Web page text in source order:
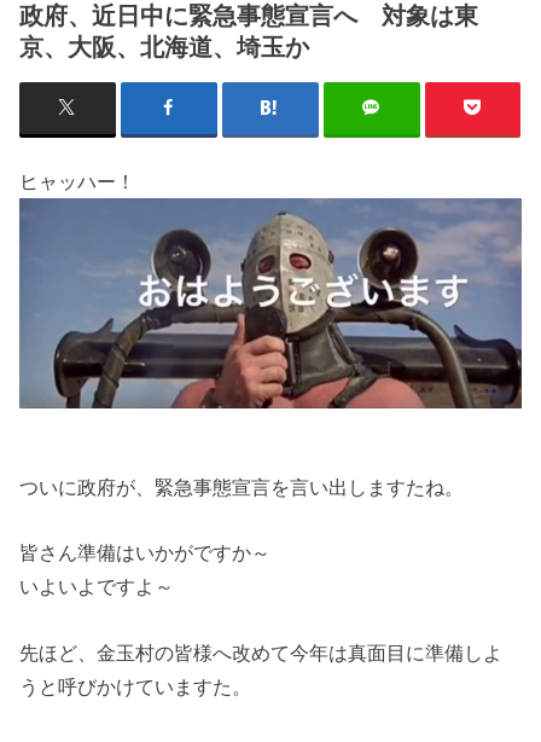
政府、近日中に緊急事態宣言へ 対象は東
京、大阪、北海道、埼玉か
ヒャッハー！
ついに政府が、緊急事態宣言を言い出しますたね。
皆さん準備はいかがですか～
いよいよですよ～
先ほど、金玉村の皆様へ改めて今年は真面目に準備しよ
うと呼びかけていますた。